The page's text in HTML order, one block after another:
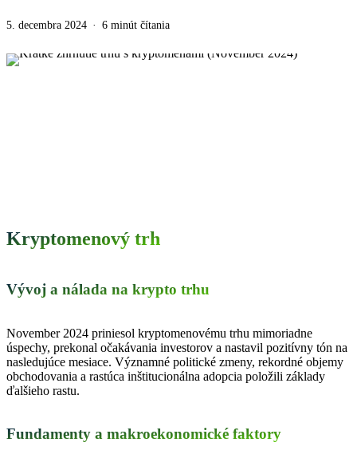
5. decembra 2024 6 minút čítania
Kryptomenový trh
Vývoj a nálada na krypto trhu
November 2024 priniesol kryptomenovému trhu mimoriadne
úspechy, prekonal očakávania investorov a nastavil pozitívny tón na
nasledujúce mesiace. Významné politické zmeny, rekordné objemy
obchodovania a rastúca inštitucionálna adopcia položili základy
ďalšieho rastu.
Fundamenty a makroekonomické faktory